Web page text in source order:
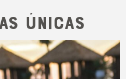
únicas